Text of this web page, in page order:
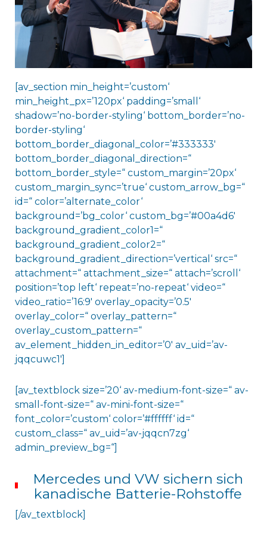
[av_section min_height=’custom‘
min_height_px=’120px‘ padding=’small‘
shadow=’no-border-styling‘ bottom_border=’no-
border-styling‘
bottom_border_diagonal_color=’#333333′
bottom_border_diagonal_direction=“
bottom_border_style=“ custom_margin=’20px‘
custom_margin_sync=’true‘ custom_arrow_bg=“
id=“ color=’alternate_color‘
background=’bg_color‘ custom_bg=’#00a4d6′
background_gradient_color1=“
background_gradient_color2=“
background_gradient_direction=’vertical‘ src=“
attachment=“ attachment_size=“ attach=’scroll‘
position=’top left‘ repeat=’no-repeat‘ video=“
video_ratio=’16:9′ overlay_opacity=’0.5′
overlay_color=“ overlay_pattern=“
overlay_custom_pattern=“
av_element_hidden_in_editor=’0′ av_uid=’av-
jqqcuwc1′]
[av_textblock size=’20‘ av-medium-font-size=“ av-
small-font-size=“ av-mini-font-size=“
font_color=’custom‘ color=’#ffffff‘ id=“
custom_class=“ av_uid=’av-jqqcn7zg‘
admin_preview_bg=“]
Mercedes und VW sichern sich
kanadische Batterie-Rohstoffe
[/av_textblock]